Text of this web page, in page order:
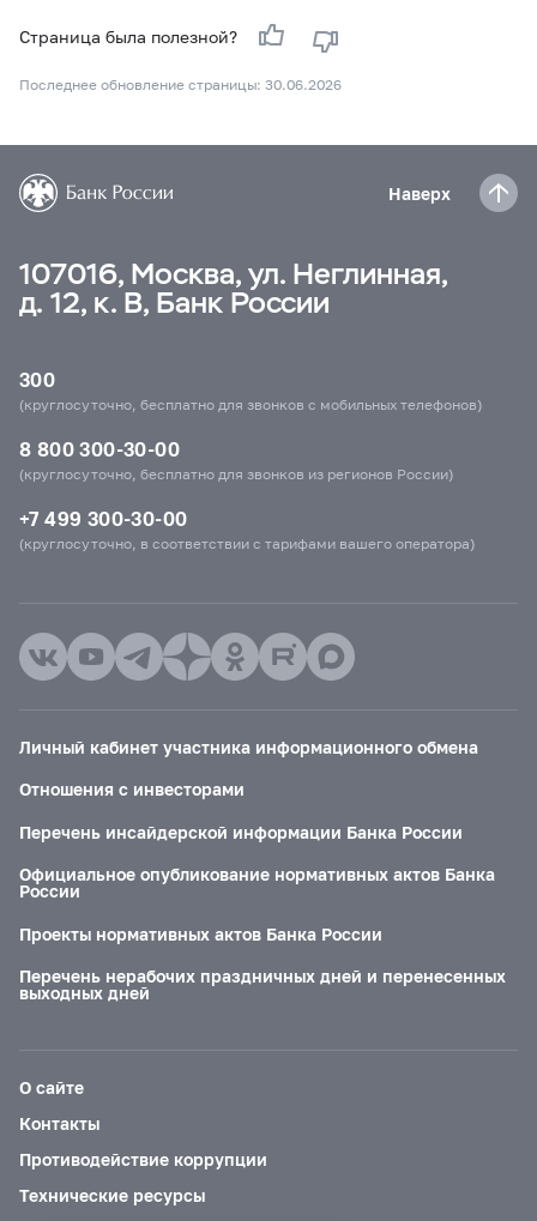
Страница была полезной?
Последнее обновление страницы: 30.06.2026
Наверх
107016, Москва, ул. Неглинная,
д. 12, к. В, Банк России
300
(круглосуточно, бесплатно для звонков с мобильных телефонов)
8 800 300-30-00
(круглосуточно, бесплатно для звонков из регионов России)
+7 499 300-30-00
(круглосуточно, в соответствии с тарифами вашего оператора)
Личный кабинет участника информационного обмена
Отношения с инвесторами
Перечень инсайдерской информации Банка России
Официальное опубликование нормативных актов Банка
России
Проекты нормативных актов Банка России
Перечень нерабочих праздничных дней и перенесенных
выходных дней
О сайте
Контакты
Противодействие коррупции
Технические ресурсы